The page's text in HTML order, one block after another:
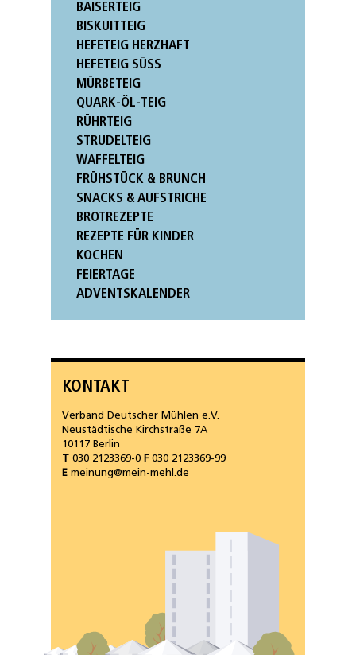
BAISERTEIG
BISKUITTEIG
HEFETEIG HERZHAFT
HEFETEIG SÜSS
MÜRBETEIG
QUARK-ÖL-TEIG
RÜHRTEIG
STRUDELTEIG
WAFFELTEIG
FRÜHSTÜCK & BRUNCH
SNACKS & AUFSTRICHE
BROTREZEPTE
REZEPTE FÜR KINDER
KOCHEN
FEIERTAGE
ADVENTSKALENDER
KONTAKT
Verband Deutscher Mühlen e.V.
Neustädtische Kirchstraße 7A
10117 Berlin
T 030 2123369-0 F030 2123369-99
E meinung@mein-mehl.de